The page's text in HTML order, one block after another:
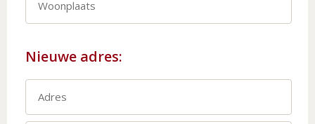
Nieuwe adres: